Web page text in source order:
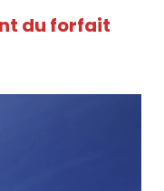
du forfait